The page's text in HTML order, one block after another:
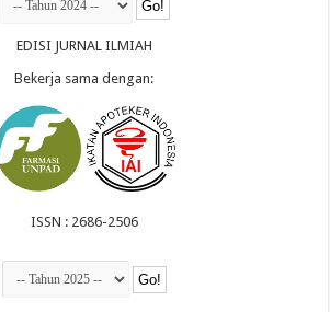
EDISI JURNAL ILMIAH
Bekerja sama dengan:
ISSN : 2686-2506